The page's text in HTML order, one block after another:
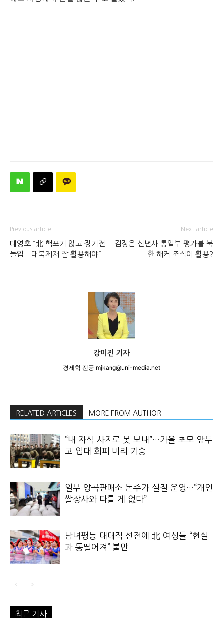
Previous article
태영호 “北 핵포기 않고 장기전
돌입…대북제재 잘 활용해야”
Next article
김정은 신년사 통일부 평가를 북
한 해커 조직이 활용?
강미진 기자
경제학 전공 mjkang@uni-media.net
RELATED ARTICLES MORE FROM AUTHOR
“내 자식 사지로 못 보내”…가을 초모 앞두
고 입대 회피 비리 기승
일부 양곡판매소 돈주가 실질 운영…“개인
쌀장사와 다를 게 없다”
남녀평등 대대적 선전에 北 여성들 “현실
과 동떨어져” 불만
최근 기사